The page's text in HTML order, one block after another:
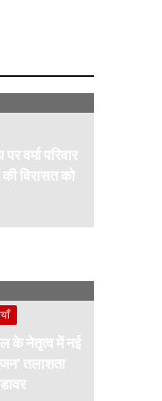
वर्मा परिवार
विरासत को
के नेतृत्व में नई
तलाशता